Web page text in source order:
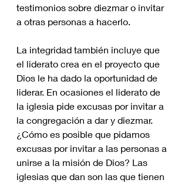
testimonios sobre diezmar o invitar
a otras personas a hacerlo.
La integridad también incluye que
el liderato crea en el proyecto que
Dios le ha dado la oportunidad de
liderar. En ocasiones el liderato de
la iglesia pide excusas por invitar a
la congregación a dar y diezmar.
¿Cómo es posible que pidamos
excusas por invitar a las personas a
unirse a la misión de Dios? Las
iglesias que dan son las que tienen